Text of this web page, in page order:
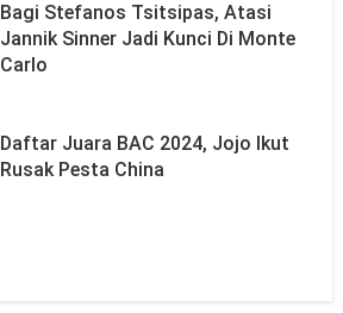
Bagi Stefanos Tsitsipas, Atasi
Jannik Sinner Jadi Kunci Di Monte
Carlo
Daftar Juara BAC 2024, Jojo Ikut
Rusak Pesta China